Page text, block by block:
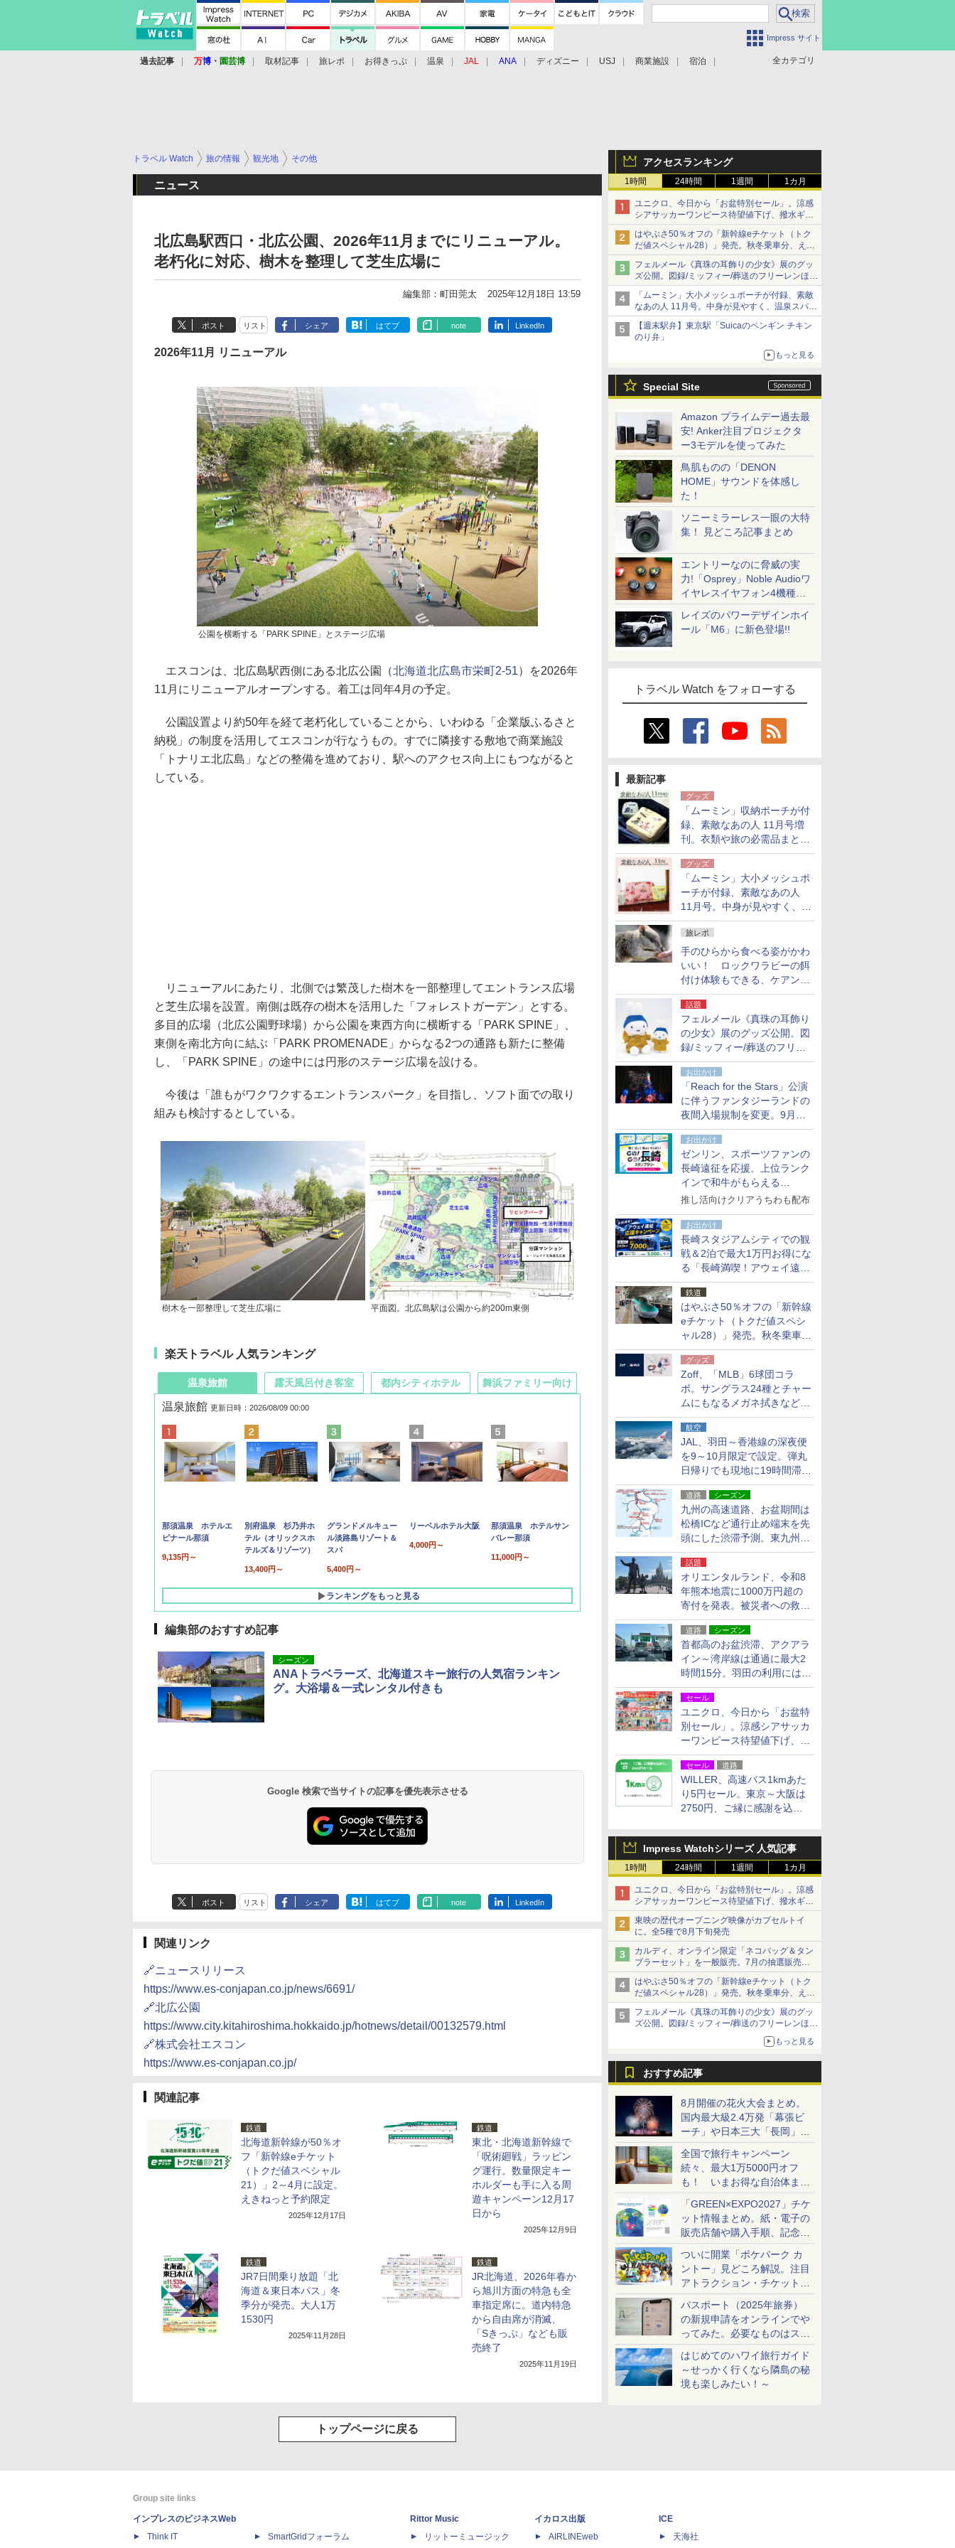
Impress サイト
全カテゴリ
過去記事 万博 ・ 園芸博 取材記事 旅レポ お得きっぷ 温泉 JAL ANA ディズニー USJ 商業施設 宿泊
アクセスランキング
1時間 24時間 1週間 1カ月
ユニクロ、今日から「お盆特別セール」。涼感
シアサッカーワンピース待望値下げ、撥水ギア
ショーツは1990円に
はやぶさ50％オフの「新幹線eチケット（トク
だ値スペシャル28）」発売。秋冬乗車分、えき
ねっと限定
フェルメール《真珠の耳飾りの少女》展のグッ
ズ公開。図録/ミッフィー/葬送のフリーレンほ
か、注目ブランドコラボが実現
「ムーミン」大小メッシュポーチが付録、素敵
なあの人 11月号。中身が見やすく、温泉スパに
も使える
【週末駅弁】東京駅「Suicaのペンギン チキン
のり弁」
もっと見る
Special Site
Amazon プライムデー過去最
安! Anker注目プロジェクタ
ー3モデルを使ってみた
鳥肌ものの「DENON
HOME」サウンドを体感し
た！
ソニーミラーレス一眼の大特
集！ 見どころ記事まとめ
エントリーなのに脅威の実
力!「Osprey」Noble Audioワ
イヤレスイヤフォン4機種を
一気に聴く
レイズのパワーデザインホイ
ール「M6」に新色登場!!
トラベル Watch をフォローする
最新記事
グッズ
「ムーミン」収納ポーチが付
録、素敵なあの人 11月号増
刊。衣類や旅の必需品まとま
る大小2個セット
グッズ
「ムーミン」大小メッシュポ
ーチが付録、素敵なあの人
11月号。中身が見やすく、温
泉スパにも使える
旅レポ
手のひらから食べる姿がかわ
いい！ ロックワラビーの餌
付け体験もできる、ケアンズ
でアサートン高原の日本語ガ
イド付きツアーに参加してみ
た
話題
フェルメール《真珠の耳飾り
の少女》展のグッズ公開。図
録/ミッフィー/葬送のフリー
レンほか、注目ブランドコラ
ボが実現
お出かけ
「Reach for the Stars」公演
に伴うファンタジーランドの
夜間入場規制を変更。9月か
ら18時50分～20時ごろに
お出かけ
ゼンリン、スポーツファンの
長崎遠征を応援。上位ランク
インで和牛がもらえる
「GO！GO！長崎スタンプラ
推し活向けクリアうちわも配布
お出かけ
長崎スタジアムシティでの観
戦＆2泊で最大1万円お得にな
る「長崎満喫！アウェイ遠征
応援キャンペーン」
鉄道
はやぶさ50％オフの「新幹線
eチケット（トクだ値スペシ
ャル28）」発売。秋冬乗車
分、えきねっと限定
グッズ
Zoff、「MLB」6球団コラ
ボ。サングラス24種とチャー
ムにもなるメガネ拭きなど雑
貨24種
航空
JAL、羽田～香港線の深夜便
を9～10月限定で設定。弾丸
日帰りでも現地に19時間滞在
できる
道路 シーズン
九州の高速道路、お盆期間は
松橋ICなど通行止め端末を先
頭にした渋滞予測。東九州道
への迂回は料金調整を実施
話題
オリエンタルランド、令和8
年熊本地震に1000万円超の
寄付を発表。被災者への救援
活動・復旧支援
道路 シーズン
首都高のお盆渋滞、アクアラ
イン～湾岸線は通過に最大2
時間15分。羽田の利用には
「空港西出口」の利用検討を
セール
ユニクロ、今日から「お盆特
別セール」。涼感シアサッカ
ーワンピース待望値下げ、撥
水ギアショーツは1990円に
セール 道路
WILLER、高速バス1kmあた
り5円セール。東京～大阪は
2750円、ご縁に感謝を込め
Impress Watchシリーズ 人気記事
1時間 24時間 1週間 1カ月
ユニクロ、今日から「お盆特別セール」。涼感
シアサッカーワンピース待望値下げ、撥水ギア
ショーツは1990円に
東映の歴代オープニング映像がカプセルトイ
に。全5種で8月下旬発売
カルディ、オンライン限定「ネコバッグ＆タン
ブラーセット」を一般販売。7月の抽選販売の
当選無効分
はやぶさ50％オフの「新幹線eチケット（トク
だ値スペシャル28）」発売。秋冬乗車分、えき
ねっと限定
フェルメール《真珠の耳飾りの少女》展のグッ
ズ公開。図録/ミッフィー/葬送のフリーレンほ
もっと見る
おすすめ記事
8月開催の花火大会まとめ。
国内最大級2.4万発「幕張ビ
ーチ」や日本三大「長岡」な
ど大型イベント目白押し！
全国で旅行キャンペーン
続々、最大1万5000円オフ
も！ いまお得な自治体まと
め
「GREEN×EXPO2027」チケ
ット情報まとめ。紙・電子の
販売店舗や購入手順、記念チ
ケットも解説
ついに開業「ポケパーク カ
ントー」見どころ解説。注目
アトラクション・チケット手
配・来場前に必要な準備は？
パスポート（2025年旅券）
の新規申請をオンラインでや
ってみた。必要なものはスマ
ホとマイナカードのみ
はじめてのハワイ旅行ガイド
～せっかく行くなら隣島の秘
境も楽しみたい！～
トラベル Watch 旅の情報 観光地 その他
ニュース
北広島駅西口・北広公園、2026年11月までにリニューアル。
老朽化に対応、樹木を整理して芝生広場に
編集部：町田莞太 2025年12月18日 13:59
ポスト リスト シェア はてブ note LinkedIn
2026年11月 リニューアル
公園を横断する「PARK SPINE」とステージ広場
エスコンは、北広島駅西側にある北広公園（北海道北広島市栄町2-51）を2026年
11月にリニューアルオープンする。着工は同年4月の予定。
公園設置より約50年を経て老朽化していることから、いわゆる「企業版ふるさと
納税」の制度を活用してエスコンが行なうもの。すでに隣接する敷地で商業施設
「トナリエ北広島」などの整備を進めており、駅へのアクセス向上にもつながると
している。
リニューアルにあたり、北側では繁茂した樹木を一部整理してエントランス広場
と芝生広場を設置。南側は既存の樹木を活用した「フォレストガーデン」とする。
多目的広場（北広公園野球場）から公園を東西方向に横断する「PARK SPINE」、
東側を南北方向に結ぶ「PARK PROMENADE」からなる2つの通路も新たに整備
し、「PARK SPINE」の途中には円形のステージ広場を設ける。
今後は「誰もがワクワクするエントランスパーク」を目指し、ソフト面での取り
組みも検討するとしている。
樹木を一部整理して芝生広場に 平面図。北広島駅は公園から約200m東側
楽天トラベル 人気ランキング
温泉旅館
温泉旅館 更新日時：2026/08/09 00:00
那須温泉 ホテルエ
ピナール那須
9,135円～
別府温泉 杉乃井ホ
テル（オリックスホ
テルズ＆リゾーツ）
13,400円～
グランドメルキュー
ル淡路島リゾート＆
スパ
5,400円～
リーベルホテル大阪
4,000円～
那須温泉 ホテルサン
バレー那須
11,000円～
ランキングをもっと見る
露天風呂付き客室
10,450円～
19,541円～
都内シティホテル 舞浜ファミリー向け
7,950円～
5,758円～
編集部のおすすめ記事
シーズン
ANAトラベラーズ、北海道スキー旅行の人気宿ランキン
グ。大浴場＆一式レンタル付きも
Google 検索で当サイトの記事を優先表示させる
ポスト リスト シェア はてブ note LinkedIn
関連リンク
🔗ニュースリリース
https://www.es-conjapan.co.jp/news/6691/
🔗北広公園
https://www.city.kitahiroshima.hokkaido.jp/hotnews/detail/00132579.html
🔗株式会社エスコン
https://www.es-conjapan.co.jp/
関連記事
鉄道
北海道新幹線が50％オ
フ「新幹線eチケット
（トクだ値スペシャル
21）」2～4月に設定。
えきねっと予約限定
2025年12月17日
鉄道
東北・北海道新幹線で
「呪術廻戦」ラッピン
グ運行。数量限定キー
ホルダーも手に入る周
遊キャンペーン12月17
日から
2025年12月9日
鉄道
JR7日間乗り放題「北
海道＆東日本パス」冬
季分が発売。大人1万
1530円
2025年11月28日
鉄道
JR北海道、2026年春か
ら旭川方面の特急も全
車指定席に。道内特急
から自由席が消滅、
「Sきっぷ」なども販
売終了
2025年11月19日
トップページに戻る
Group site links
インプレスのビジネスWeb
Think IT
SmartGridフォーラム
Rittor Music
リットーミュージック
イカロス出版
AIRLINEweb
ICE
天海社